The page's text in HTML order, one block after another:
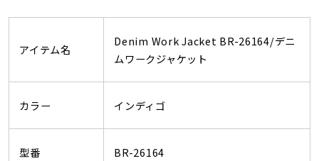
アイテム名
Denim Work Jacket BR-26164/デニ
ムワークジャケット
カラー インディゴ
型番 BR-26164